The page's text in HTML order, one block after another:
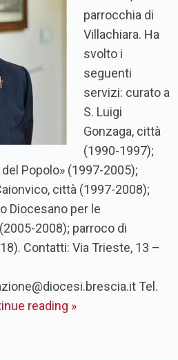
parrocchia di
Villachiara. Ha
svolto i
seguenti
servizi: curato a
S. Luigi
Gonzaga, città
(1990-1997);
Popolo» (1997-2005);
città (1997-2008);
Diocesano per le
2008); parroco di
Contatti: Via Trieste, 13 –
Tel.
reading »